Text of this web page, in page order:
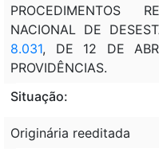
PROCEDIMENTOS
NACIONAL DE
8.031, DE 12 DE
PROVIDÊNCIAS.
Situação:
Originária reeditada